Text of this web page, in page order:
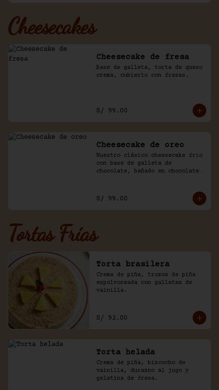
Cheesecakes
Cheesecake de fresa
Base de galleta, torta de queso
crema, cubierto con fresas.
S/ 99.00
Cheesecake de oreo
Nuestro clásico cheesecake frio
con base de galleta de
chocolate, bañado en chocolate
S/ 99.00
Tortas Frías
Torta brasilera
Crema de piña, trozos de piña
espolvoreada con galletas de
vainilla.
S/ 92.00
Torta helada
Crema de piña, bizcocho de
vainilla, durazno al jugo y
gelatina de fresa.